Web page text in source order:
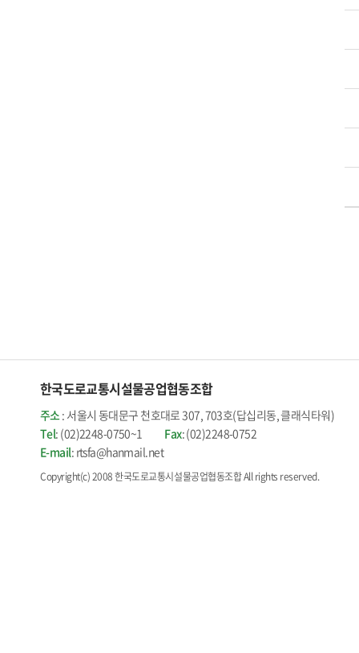
한국도로교통시설물공업협동조합
주소: 서울시 동대문구 천호대로 307, 703호(답십리동, 클래식타워)
Tel: (02)2248-0750~1 Fax: (02)2248-0752
E-mail: rtsfa@hanmail.net
Copyright(c) 2008 한국도로교통시설물공업협동조합 All rights reserved.